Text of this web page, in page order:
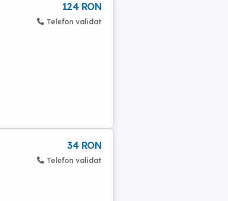
124 RON
Telefon validat
34 RON
Telefon validat